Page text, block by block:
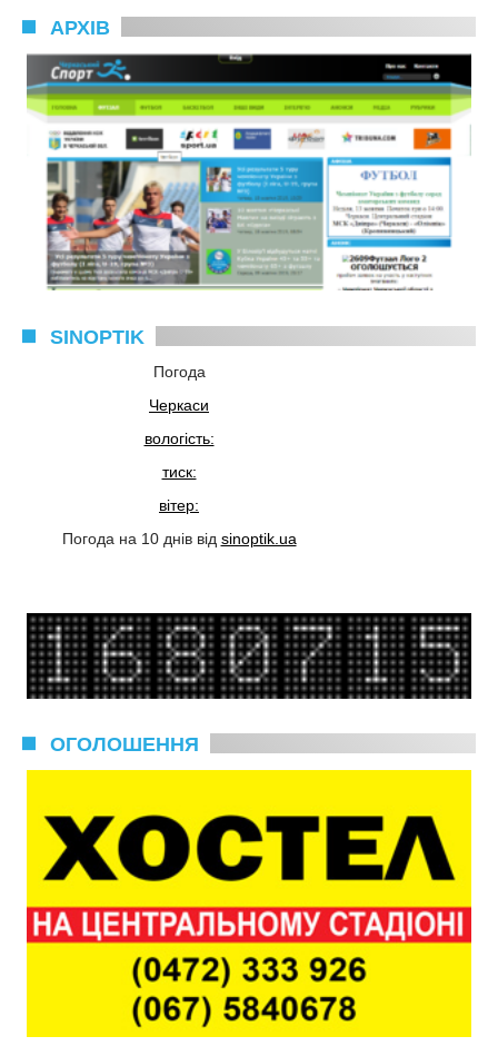
АРХІВ
SINOPTIK
Погода
Черкаси
вологість:
тиск:
вітер:
Погода на 10 днів від sinoptik.ua
ОГОЛОШЕННЯ